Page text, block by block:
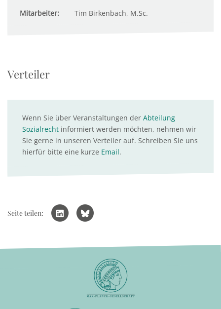
Mitarbeiter: Tim Birkenbach, M.Sc.
Verteiler
Wenn Sie über Veranstaltungen der Abteilung
Sozialrecht informiert werden möchten, nehmen wir
Sie gerne in unseren Verteiler auf. Schreiben Sie uns
hierfür bitte eine kurze Email.
Seite teilen: